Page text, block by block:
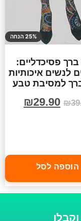
25% הנחה
ברך פסיכדליים:
לנשים איכותיות
למסיבת טבע
₪
₪29.90
הוספה לסל